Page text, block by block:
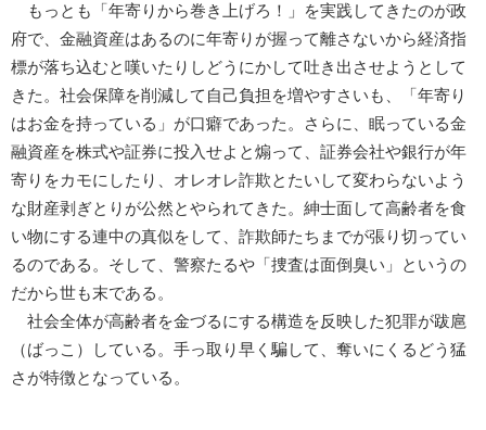
もっとも「年寄りから巻き上げろ！」を実践してきたのが政
府で、金融資産はあるのに年寄りが握って離さないから経済指
標が落ち込むと嘆いたりしどうにかして吐き出させようとして
きた。社会保障を削減して自己負担を増やすさいも、「年寄り
はお金を持っている」が口癖であった。さらに、眠っている金
融資産を株式や証券に投入せよと煽って、証券会社や銀行が年
寄りをカモにしたり、オレオレ詐欺とたいして変わらないよう
な財産剥ぎとりが公然とやられてきた。紳士面して高齢者を食
い物にする連中の真似をして、詐欺師たちまでが張り切ってい
るのである。そして、警察たるや「捜査は面倒臭い」というの
だから世も末である。
社会全体が高齢者を金づるにする構造を反映した犯罪が跋扈
（ばっこ）している。手っ取り早く騙して、奪いにくるどう猛
さが特徴となっている。